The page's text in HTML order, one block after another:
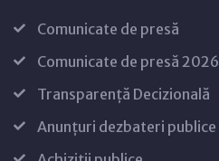
Comunicate de presă
Comunicate de presă 2026
Transparență Decizională
Anunțuri dezbateri publice